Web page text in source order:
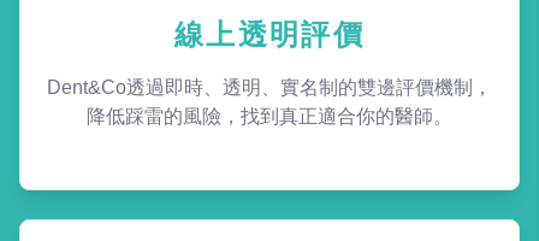
線上透明評價
Dent&Co透過即時、透明、實名制的雙邊評價機制，
降低踩雷的風險，找到真正適合你的醫師。